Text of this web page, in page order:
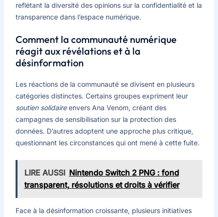
reflétant la diversité des opinions sur la confidentialité et la
transparence dans l’espace numérique.
Comment la communauté numérique
réagit aux révélations et à la
désinformation
Les réactions de la communauté se divisent en plusieurs
catégories distinctes. Certains groupes expriment leur
soutien solidaireenvers Ana Venom, créant des
campagnes de sensibilisation sur la protection des
données. D’autres adoptent une approche plus critique,
questionnant les circonstances qui ont mené à cette fuite.
LIRE AUSSI Nintendo Switch 2 PNG : fond
transparent, résolutions et droits à vérifier
Face à la désinformation croissante, plusieurs initiatives